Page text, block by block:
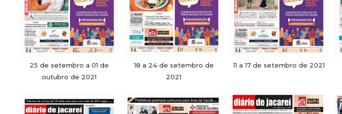
25 de setembro a 01 de
outubro de 2021
18 a 24 de setembro de
2021
11 a 17 de setembro de 2021